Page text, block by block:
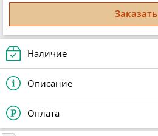
Заказать
Наличие
Описание
Оплата